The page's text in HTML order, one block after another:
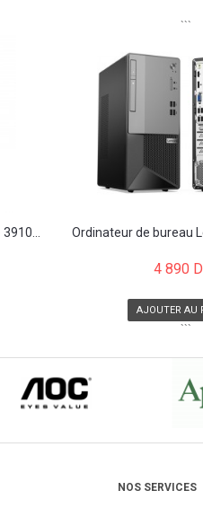
```
Ordinateur de bureau
4 890
AJOUTER AU
```
NOS SERVICES